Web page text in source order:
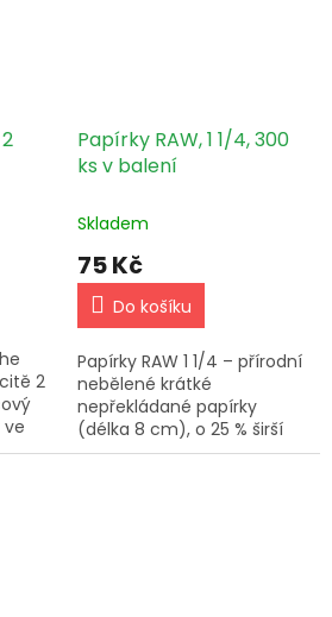
2
v
Papírky RAW, 1 1/4, 300
ks v balení
Skladem
75 Kč
Do košíku
Papírky RAW 1 1/4 – přírodní
nebělené krátké
nepřekládané papírky
(délka 8 cm), o 25 % širší
než běžné, vegan friendly,